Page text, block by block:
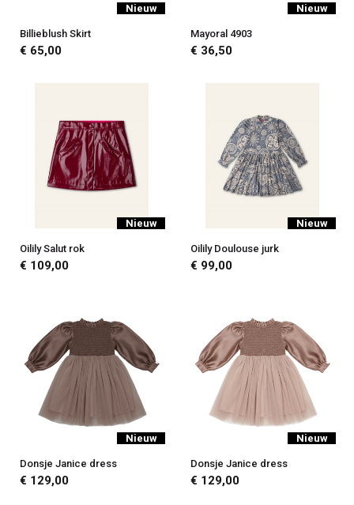
Nieuw
Billieblush Skirt
€ 65,00
Nieuw
Mayoral 4903
€ 36,50
Nieuw
Oilily Salut rok
€ 109,00
Nieuw
Oilily Doulouse jurk
€ 99,00
Nieuw
Donsje Janice dress
€ 129,00
Nieuw
Donsje Janice dress
€ 129,00